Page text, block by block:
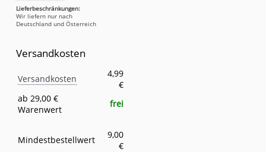
Lieferbeschränkungen:
Wir liefern nur nach
Deutschland und Österreich
Versandkosten
Versandkosten
4,99
€
ab 29,00 €
Warenwert
frei
Mindestbestellwert
9,00
€